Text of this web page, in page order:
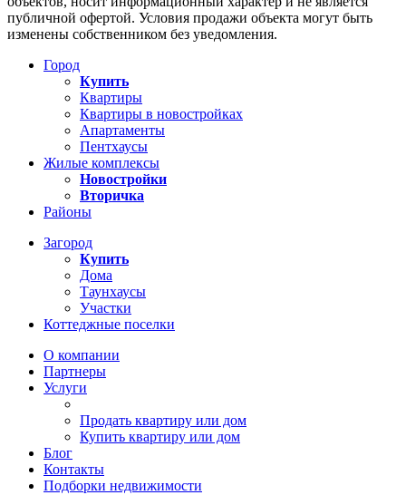
публичной офертой. Условия продажи объекта могут быть
изменены собственником без уведомления.
Город
Купить
Квартиры
Квартиры в новостройках
Апартаменты
Пентхаусы
Жилые комплексы
Новостройки
Вторичка
Районы
Загород
Купить
Дома
Таунхаусы
Участки
Коттеджные поселки
О компании
Партнеры
Услуги
Продать квартиру или дом
Купить квартиру или дом
Блог
Контакты
Подборки недвижимости